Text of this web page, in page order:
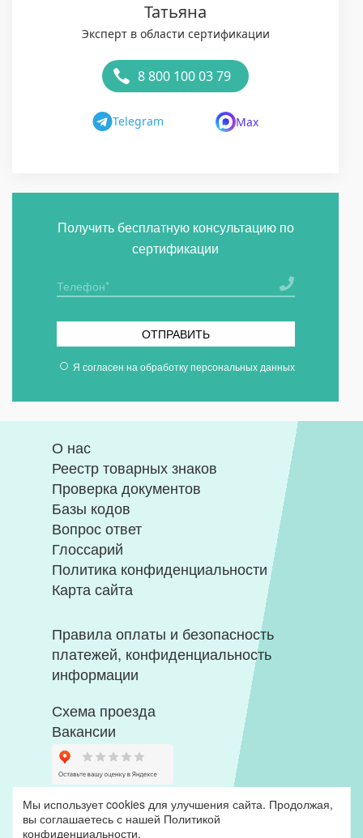
Татьяна
Эксперт в области сертификации
8 800 100 03 79
Telegram Max
Получить бесплатную консультацию по
сертификации
ОТПРАВИТЬ
Я согласен на обработку персональных данных
О нас
Реестр товарных знаков
Проверка документов
Базы кодов
Вопрос ответ
Глоссарий
Политика конфиденциальности
Карта сайта
Правила оплаты и безопасность
платежей, конфиденциальность
информации
Схема проезда
Вакансии
Мы использует cookies для улучшения сайта. Продолжая,
вы соглашаетесь с нашей Политикой
конфиденциальности.